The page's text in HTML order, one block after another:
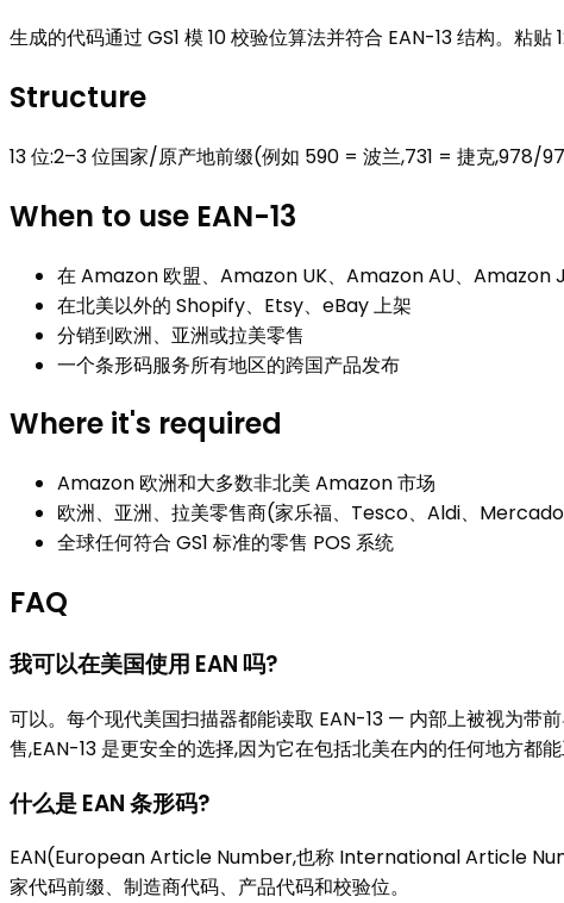
生成的代码通过 GS1 模 10 校验位算法并符合 EAN-13 结构。粘
Structure
13 位:2–3 位国家/原产地前缀(例如 590 = 波兰,731 = 捷克,978/
When to use EAN-13
在 Amazon 欧盟、Amazon UK、Amazon AU、Amazon
在北美以外的 Shopify、Etsy、eBay 上架
分销到欧洲、亚洲或拉美零售
一个条形码服务所有地区的跨国产品发布
Where it's required
Amazon 欧洲和大多数非北美 Amazon 市场
欧洲、亚洲、拉美零售商(家乐福、Tesco、Aldi、
全球任何符合 GS1 标准的零售 POS 系统
FAQ
我可以在美国使用 EAN 吗?
可以。每个现代美国扫描器都能读取 EAN-13 — 内部上被视为
售,EAN-13 是更安全的选择,因为它在包括北美在内的任何地方都能
什么是 EAN 条形码?
EAN(European Article Number,也称 International Article
家代码前缀、制造商代码、产品代码和校验位。